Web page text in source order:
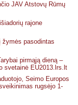
JAV Atstovų Rūmų
rajone
žymės pasodintas
pirmąją dieną –
svetainė EU2013.lrs.lt
Seimo Europos
rugsėjo 1-